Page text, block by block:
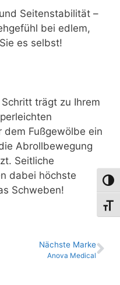
Seitenstabilität –
bei edlem,
es selbst!
trägt zu Ihrem
dem Fußgewölbe ein
Abrollbewegung
Seitliche
dabei höchste
Schweben!
Nächste Marke
Anova Medical